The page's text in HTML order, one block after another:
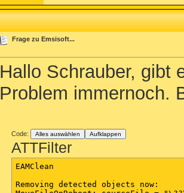
Frage zu Emsisoft...
Hallo Schrauber, gibt
Problem immernoch.
Code: Alles auswählen Aufklappen
ATTFilter
EAMClean
Removing detected objects now: